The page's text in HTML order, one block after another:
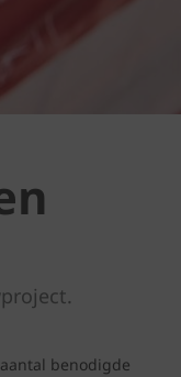
benodigde